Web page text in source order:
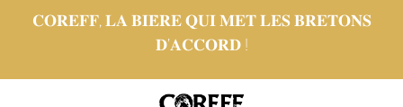
𝐂𝐎𝐑𝐄𝐅𝐅, 𝐋𝐀 𝐁𝐈𝐄̀𝐑𝐄 𝐐𝐔𝐈 𝐌𝐄𝐓 𝐋𝐄𝐒 𝐁𝐑𝐄𝐓𝐎𝐍𝐒
𝐃’𝐀𝐂𝐂𝐎𝐑𝐃 !